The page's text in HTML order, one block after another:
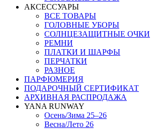
АКСЕССУАРЫ
ВСЕ ТОВАРЫ
ГОЛОВНЫЕ УБОРЫ
СОЛНЦЕЗАЩИТНЫЕ ОЧКИ
РЕМНИ
ПЛАТКИ И ШАРФЫ
ПЕРЧАТКИ
РАЗНОЕ
ПАРФЮМЕРИЯ
ПОДАРОЧНЫЙ СЕРТИФИКАТ
АРХИВНАЯ РАСПРОДАЖА
YANA RUNWAY
Осень/Зима 25–26
Весна/Лето 26